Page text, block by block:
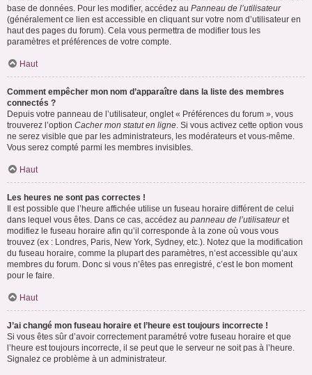
base de données. Pour les modifier, accédez au Panneau de l’utilisateur
(généralement ce lien est accessible en cliquant sur votre nom d’utilisateur en
haut des pages du forum). Cela vous permettra de modifier tous les
paramètres et préférences de votre compte.
Haut
Comment empêcher mon nom d’apparaître dans la liste des membres
connectés ?
Depuis votre panneau de l’utilisateur, onglet « Préférences du forum », vous
trouverez l’option Cacher mon statut en ligne. Si vous activez cette option vous
ne serez visible que par les administrateurs, les modérateurs et vous-même.
Vous serez compté parmi les membres invisibles.
Haut
Les heures ne sont pas correctes !
Il est possible que l’heure affichée utilise un fuseau horaire différent de celui
dans lequel vous êtes. Dans ce cas, accédez au panneau de l’utilisateuret
modifiez le fuseau horaire afin qu’il corresponde à la zone où vous vous
trouvez (ex : Londres, Paris, New York, Sydney, etc.). Notez que la modification
du fuseau horaire, comme la plupart des paramètres, n’est accessible qu’aux
membres du forum. Donc si vous n’êtes pas enregistré, c’est le bon moment
pour le faire.
Haut
J’ai changé mon fuseau horaire et l’heure est toujours incorrecte !
Si vous êtes sûr d’avoir correctement paramétré votre fuseau horaire et que
l’heure est toujours incorrecte, il se peut que le serveur ne soit pas à l’heure.
Signalez ce problème à un administrateur.